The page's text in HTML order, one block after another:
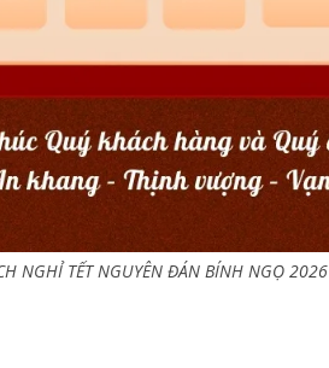
NGHỈ TẾT NGUYÊN ĐÁN BÍNH NGỌ 2026